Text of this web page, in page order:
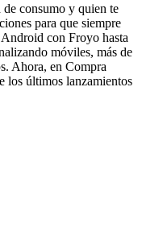
de consumo y quien te
para que siempre
con Froyo hasta
móviles, más de
Ahora, en Compra
los últimos lanzamientos